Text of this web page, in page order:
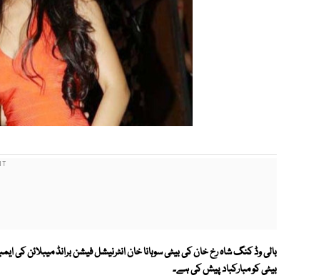
بالی وڈ کنگ شاہ رخ خان کی بیٹی سوہانا خان انٹرنیشل فیشن برانڈ میبلائن کی
بیٹی کو مبارکباد پیش کی ہے۔